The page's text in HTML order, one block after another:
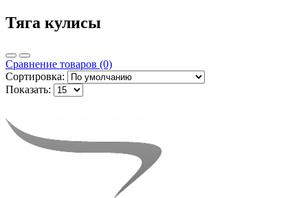
Тяга кулисы
Сравнение товаров (0)
Сортировка:
Показать: